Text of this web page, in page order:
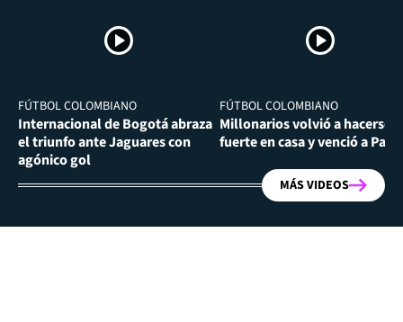
FÚTBOL COLOMBIANO
Internacional de Bogotá abraza
el triunfo ante Jaguares con
agónico gol
FÚTBOL COLOMBIANO
Millonarios volvió a hacerse
fuerte en casa y venció a
MÁS VIDEOS